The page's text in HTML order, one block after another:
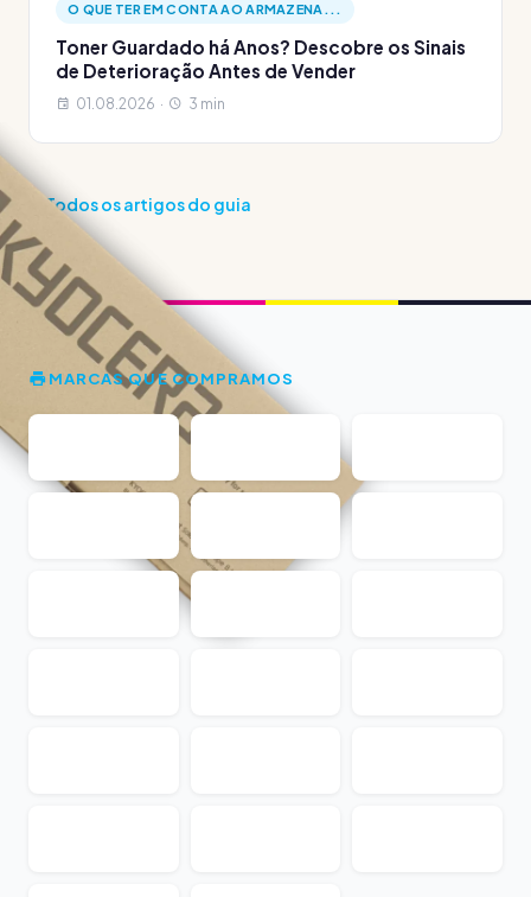
O QUE TER EM CONTA AO ARMAZENA...
Toner Guardado há Anos? Descobre os Sinais
de Deterioração Antes de Vender
01.08.2026 · 3 min
Todos os artigos do guia
MARCAS QUE COMPRAMOS